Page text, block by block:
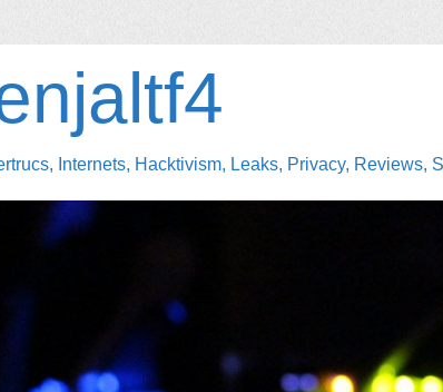
Internets, Hacktivism, Leaks, Privacy,